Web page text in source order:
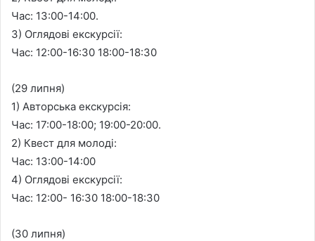
Час: 13:00-14:00.
3) Оглядові екскурсії:
Час: 12:00-16:30 18:00-18:30
(29 липня)
1) Авторська екскурсія:
Час: 17:00-18:00; 19:00-20:00.
2) Квест для молоді:
Час: 13:00-14:00
4) Оглядові екскурсії:
Час: 12:00- 16:30 18:00-18:30
(30 липня)